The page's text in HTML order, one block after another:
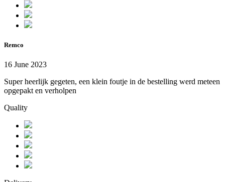
Remco
16 June 2023
Super heerlijk gegeten, een klein foutje in de bestelling werd meteen
opgepakt en verholpen
Quality